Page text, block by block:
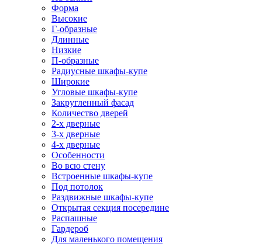
Форма
Высокие
Г-образные
Длинные
Низкие
П-образные
Радиусные шкафы-купе
Широкие
Угловые шкафы-купе
Закругленный фасад
Количество дверей
2-х дверные
3-х дверные
4-х дверные
Особенности
Во всю стену
Встроенные шкафы-купе
Под потолок
Раздвижные шкафы-купе
Открытая секция посередине
Распашные
Гардероб
Для маленького помещения